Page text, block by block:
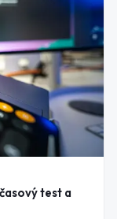
test a